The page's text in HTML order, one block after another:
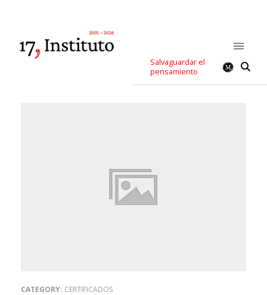
Salvaguardar el
pensamiento
CATEGORY: CERTIFICADOS